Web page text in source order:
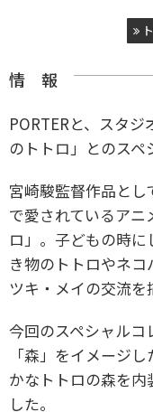
情 報
PORTERと、スタ
のトトロ」とのスペ
宮崎駿監督作品とし
で愛されているアニ
ロ」。子どもの時
き物のトトロやネ
ツキ・メイの交流を
今回のスペシャルコ
「森」をイメージ
かなトトロの森を内
した。